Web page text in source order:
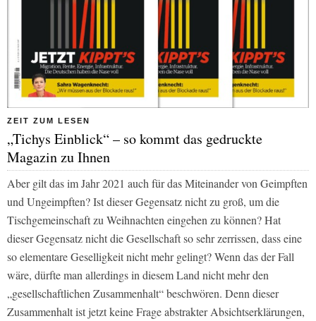
ZEIT ZUM LESEN
„Tichys Einblick“ – so kommt das gedruckte
Magazin zu Ihnen
Aber gilt das im Jahr 2021 auch für das Miteinander von Geimpften
und Ungeimpften?Ist dieser Gegensatz nicht zu groß, um die
Tischgemeinschaft zu Weihnachten eingehen zu können? Hat
dieser Gegensatz nicht die Gesellschaft so sehr zerrissen, dass eine
so elementare Geselligkeit nicht mehr gelingt? Wenn das der Fall
wäre, dürfte man allerdings in diesem Land nicht mehr den
„gesellschaftlichen Zusammenhalt“ beschwören. Denn dieser
Zusammenhalt ist jetzt keine Frage abstrakter Absichtserklärungen,